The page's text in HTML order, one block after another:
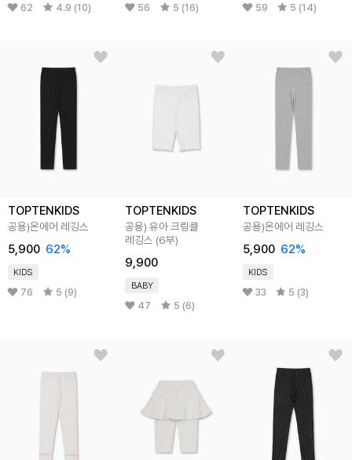
62 4.9 (10) 56 5 (16) 59 5 (14)
TOPTENKIDS
공용)온에어 레깅스
5,900 62%
KIDS
76 5 (9)
TOPTENKIDS
공용) 유아 크링클
레깅스 (6부)
9,900
BABY
47 5 (6)
TOPTENKIDS
공용)온에어 레깅스
5,900 62%
KIDS
33 5 (3)